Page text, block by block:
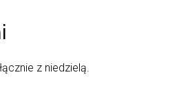
z niedzielą.